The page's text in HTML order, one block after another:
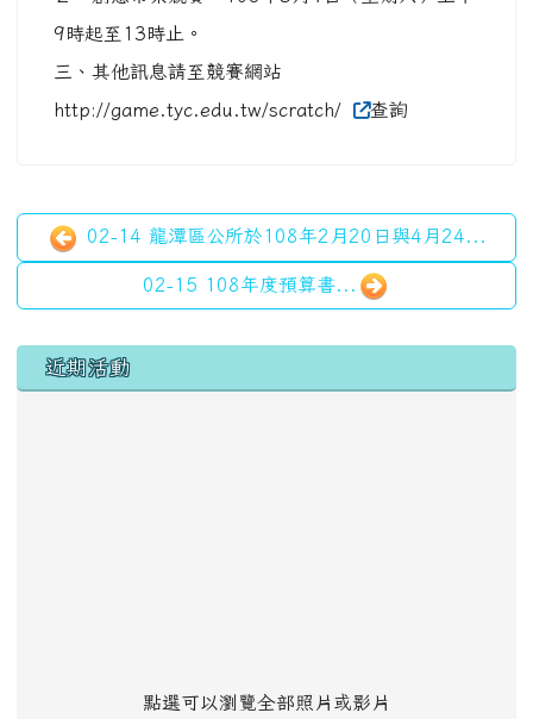
9時起至13時止。
三、其他訊息請至競賽網站
http://game.tyc.edu.tw/scratch/
查詢
02-14 龍潭區公所於108年2月20日與4月24...
02-15 108年度預算書...
左邊區域內容
近期活動
點選可以瀏覽全部照片或影片